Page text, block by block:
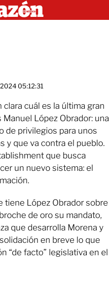
05:12:31
cuál es la última gran
López Obrador: una
de privilegios para unos
y que va contra el pueblo.
que busca
un nuevo sistema: el
tiene López Obrador sobre
de oro su mandato,
que desarrolla Morena y
en breve lo que
“de facto” legislativa en el